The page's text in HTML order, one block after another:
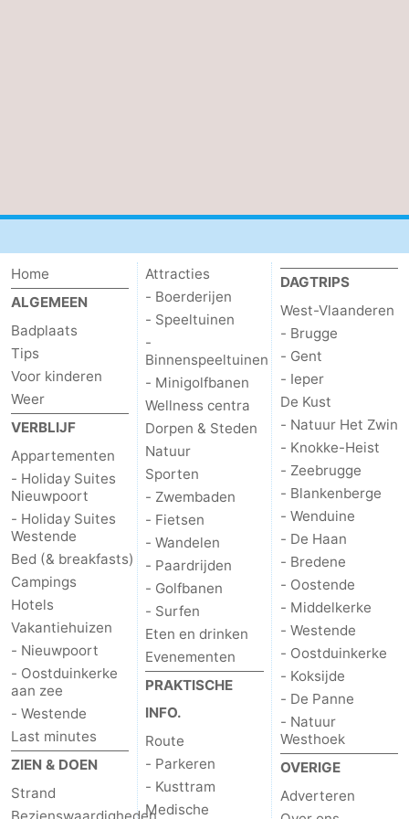
Home
ALGEMEEN
Badplaats
Tips
Voor kinderen
Weer
VERBLIJF
Appartementen
- Holiday Suites
Nieuwpoort
- Holiday Suites
Westende
Bed (& breakfasts)
Campings
Hotels
Vakantiehuizen
- Nieuwpoort
- Oostduinkerke
aan zee
- Westende
Last minutes
ZIEN & DOEN
Strand
Bezienswaardigheden
Attracties
- Boerderijen
- Speeltuinen
-
Binnenspeeltuinen
- Minigolfbanen
Wellness centra
Dorpen & Steden
Natuur
Sporten
- Zwembaden
- Fietsen
- Wandelen
- Paardrijden
- Golfbanen
- Surfen
Eten en drinken
Evenementen
PRAKTISCHE
INFO.
Route
- Parkeren
- Kusttram
Medische
DAGTRIPS
West-Vlaanderen
- Brugge
- Gent
- Ieper
De Kust
- Natuur Het Zwin
- Knokke-Heist
- Zeebrugge
- Blankenberge
- Wenduine
- De Haan
- Bredene
- Oostende
- Middelkerke
- Westende
- Oostduinkerke
- Koksijde
- De Panne
- Natuur
Westhoek
OVERIGE
Adverteren